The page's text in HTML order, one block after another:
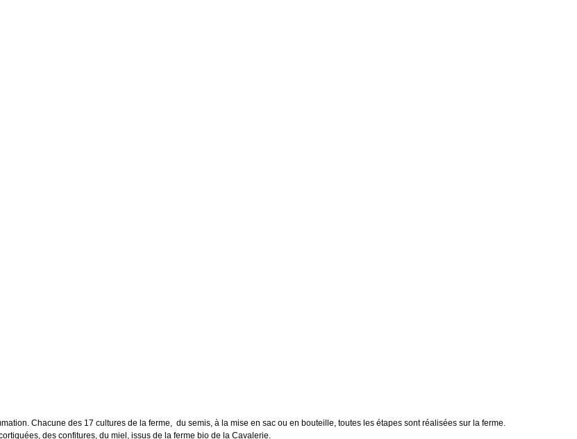
Chacune des 17 cultures de la ferme, du semis, à la mise en sac ou en bouteille, toutes les étapes sont réalisées sur la ferme.
des confitures, du miel, issus de la ferme bio de la Cavalerie.